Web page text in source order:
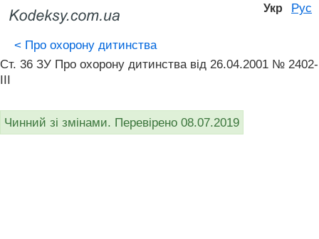
Укр Рус
< Про охорону дитинства
Ст. 36 ЗУ Про охорону дитинства від 26.04.2001 № 2402-
III
Чинний зі змінами. Перевірено 08.07.2019